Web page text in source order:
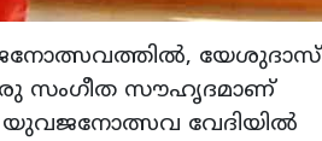
യേശുദാസ്
സംഗീത സൗഹൃദമാണ്
യുവജനോത്സവ വേദിയിൽ